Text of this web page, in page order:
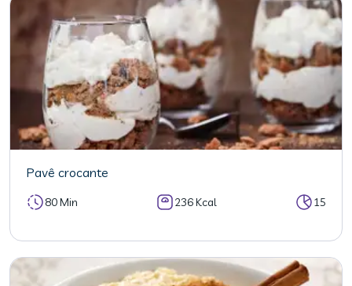
Pavê crocante
80 Min 236 Kcal 15